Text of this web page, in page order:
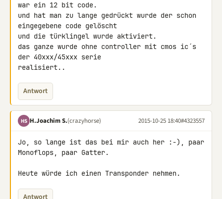
war ein 12 bit code.
und hat man zu lange gedrückt wurde der schon
eingegebene code gelöscht
und die türklingel wurde aktiviert.
das ganze wurde ohne controller mit cmos ic´s
der 40xxx/45xxx serie
realisiert..
Antwort
HS H.Joachim S.(crazyhorse) 2015-10-25 18:40#4323557
Jo, so lange ist das bei mir auch her :-), paar
Monoflops, paar Gatter.
Heute würde ich einen Transponder nehmen.
Antwort